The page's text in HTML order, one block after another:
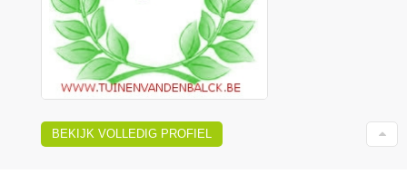
BEKIJK VOLLEDIG PROFIEL